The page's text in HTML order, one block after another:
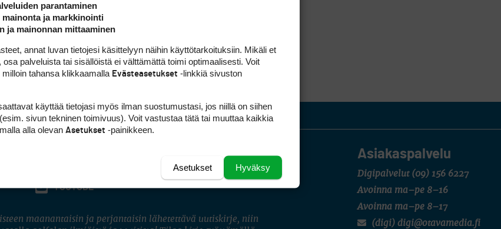
Asiakaspalvelu
Digipalvelut (09) 156 6227
Avoinna ma–pe 8–16
Avoinna ma–pe 8–17
(digi) digi@otavamedia.fi
INSTAGRAM
YOUTUBE
maanantaisin ja perjantaisin lähetettävä uutiskirje, niin
parantaminen
ja markkinointi
ja mainonnan mittaaminen
annat luvan tietojesi käsittelyyn näihin käyttötarkoituksiin. Mikäli et
palveluista tai sisällöistä ei välttämättä toimi optimaalisesti. Voit
tahansa klikkaamalla Evästeasetukset -linkkiä sivuston
käyttää tietojasi myös ilman suostumustasi, jos niillä on siihen
sivun tekninen toimivuus). Voit vastustaa tätä tai muuttaa kaikkia
alla olevan Asetukset -painikkeen.
Hyväksy
Asetukset